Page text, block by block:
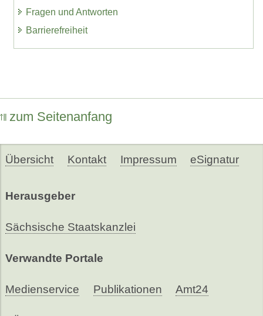
Fragen und Antworten
Barrierefreiheit
zum Seitenanfang
Übersicht Kontakt Impressum eSignatur
Herausgeber
Sächsische Staatskanzlei
Verwandte Portale
Medienservice Publikationen Amt24